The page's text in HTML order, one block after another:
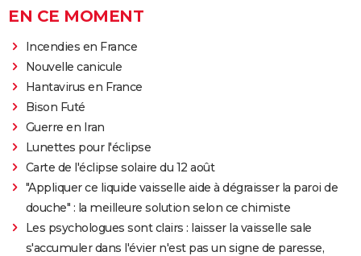
EN CE MOMENT
Incendies en France
Nouvelle canicule
Hantavirus en France
Bison Futé
Guerre en Iran
Lunettes pour l'éclipse
Carte de l'éclipse solaire du 12 août
"Appliquer ce liquide vaisselle aide à dégraisser la paroi de
douche" : la meilleure solution selon ce chimiste
Les psychologues sont clairs : laisser la vaisselle sale
s'accumuler dans l'évier n'est pas un signe de paresse,